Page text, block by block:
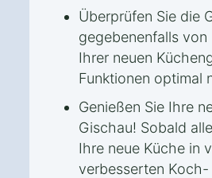
Überprüfen Sie die
gegebenenfalls
Ihrer neuen
Funktionen optimal
Genießen Sie Ihre
Gischau! Sobald
Ihre neue Küche in
verbesserten